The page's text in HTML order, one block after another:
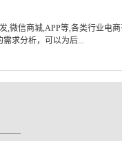
微信商城,APP等,各类行业电
求分析，可以为后...